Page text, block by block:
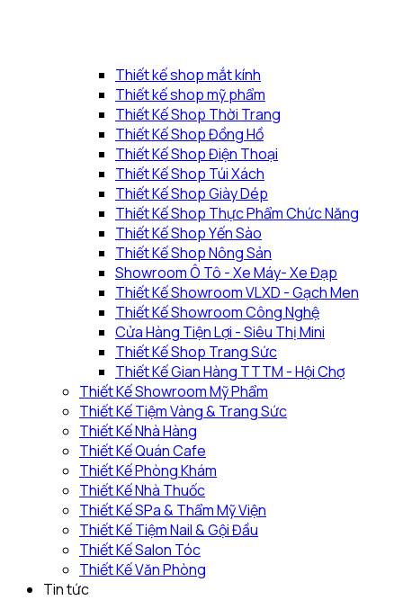
Thiết kế shop mắt kính
Thiết kế shop mỹ phẩm
Thiết Kế Shop Thời Trang
Thiết Kế Shop Đồng Hồ
Thiết Kế Shop Điện Thoại
Thiết Kế Shop Túi Xách
Thiết Kế Shop Giày Dép
Thiết Kế Shop Thực Phẩm Chức Năng
Thiết Kế Shop Yến Sào
Thiết Kế Shop Nông Sản
Showroom Ô Tô - Xe Máy- Xe Đạp
Thiết Kế Showroom VLXD - Gạch Men
Thiết Kế Showroom Công Nghệ
Cửa Hàng Tiện Lợi - Siêu Thị Mini
Thiết Kế Shop Trang Sức
Thiết Kế Gian Hàng TTTM - Hội Chợ
Thiết Kế Showroom Mỹ Phẩm
Thiết Kế Tiệm Vàng & Trang Sức
Thiết Kế Nhà Hàng
Thiết Kế Quán Cafe
Thiết Kế Phòng Khám
Thiết Kế Nhà Thuốc
Thiết Kế SPa & Thẩm Mỹ Viện
Thiết Kế Tiệm Nail & Gội Đầu
Thiết Kế Salon Tóc
Thiết Kế Văn Phòng
Tin tức